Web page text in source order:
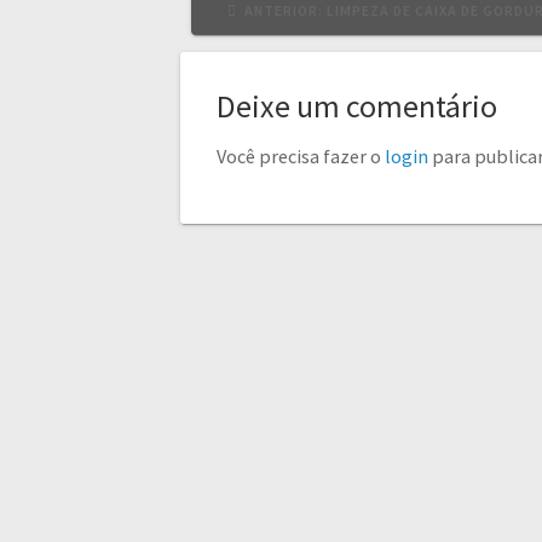
Deixe um comentário
Você precisa fazer o login para